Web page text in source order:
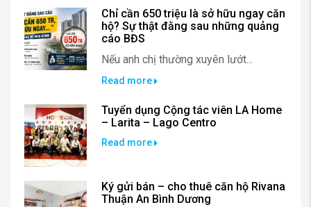
Chỉ cần 650 triệu là sở hữu ngay căn
hộ? Sự thật đằng sau những quảng
cáo BĐS
Nếu anh chị thường xuyên lướt...
Read more
Tuyển dụng Cộng tác viên LA Home
– Larita – Lago Centro
Read more
Ký gửi bán – cho thuê căn hộ Rivana
Thuận An Bình Dương